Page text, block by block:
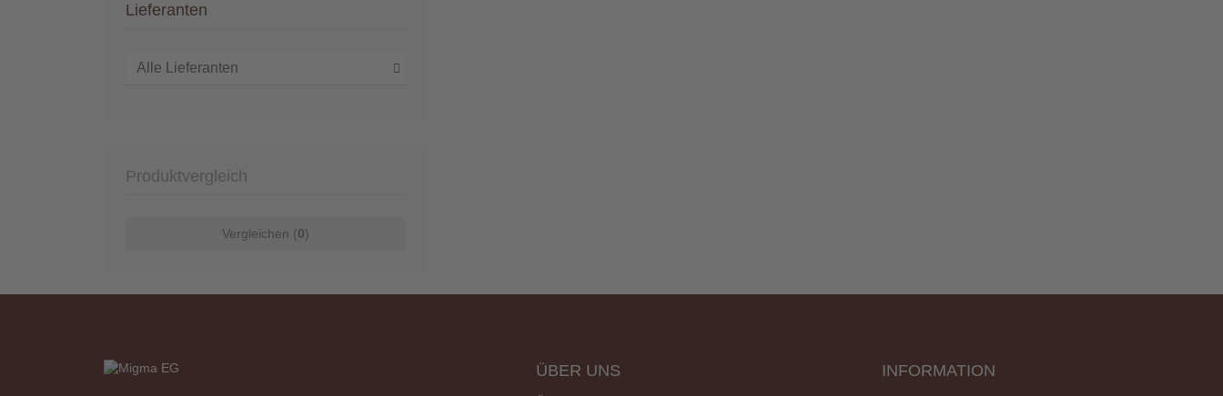
Lieferanten
Produktvergleich
Vergleichen (0)
ÜBER UNS INFORMATION